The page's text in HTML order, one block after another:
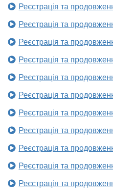
Реєстрація та
Реєстрація та
Реєстрація та
Реєстрація та
Реєстрація та
Реєстрація та
Реєстрація та
Реєстрація та
Реєстрація та
Реєстрація та
Реєстрація та